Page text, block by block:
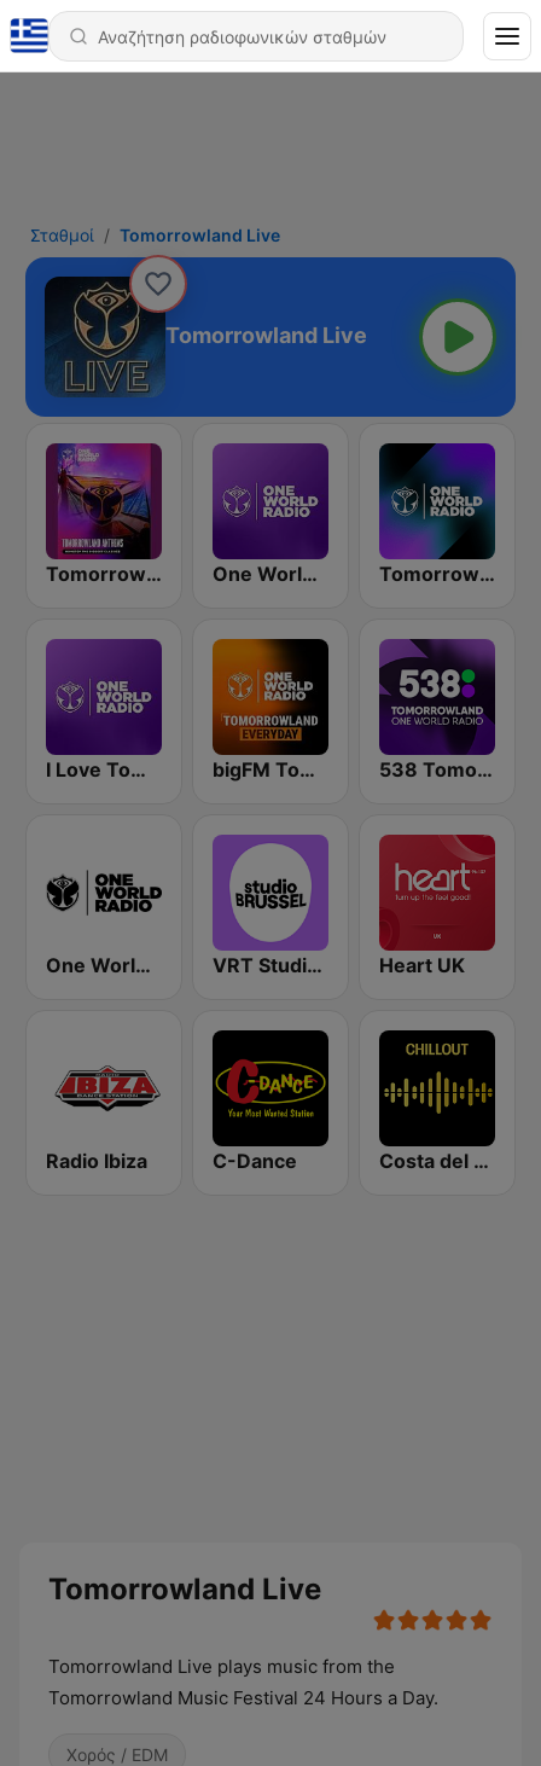
Σταθμοί Tomorrowland Live
Tomorrowland Live
Tomorrowland Anthems One World Radio Tomorrowland One World Radio UK
I Love Tomorrowland One World Radio bigFM Tomorrowland One World Radio 538 Tomorrowland One World Radio
One World Radio UK VRT Studio Brussel Heart UK
Radio Ibiza C-Dance Costa del Mar Chillout
Tomorrowland Live
Tomorrowland Live plays music from the
Tomorrowland Music Festival 24 Hours a Day.
Χορός / EDM